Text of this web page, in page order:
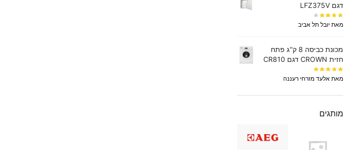
דגם LFZ375V
מאת יובל תל אביב
מכונת כביסה 8 ק''ג פתח
חזית CROWN דגם CR810
מאת אלעד מזרחי רעננה
מותגים